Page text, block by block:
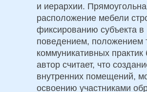
и иерархии.
расположение мебели
фиксированию субъекта в
поведением, положением
коммуникативных практик
автор считает, что
внутренних помещений,
освоению участниками